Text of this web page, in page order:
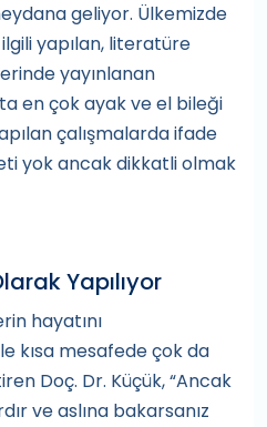
geliyor. Ülkemizde
yapılan, literatüre
yayınlanan
en çok ayak ve el bileği
çalışmalarda ifade
yok ancak dikkatli olmak
Yapılıyor
hayatını
kısa mesafede çok da
Doç. Dr. Küçük, “Ancak
ve aslına bakarsanız